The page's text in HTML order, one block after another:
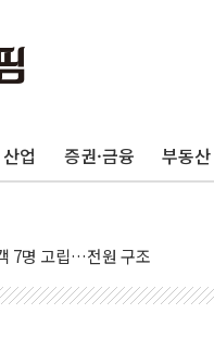
산업 증권·금융 부동산
상대응기구 가동
산 규제 철폐
우스 유성우 관측
폭우…호우경보 발효